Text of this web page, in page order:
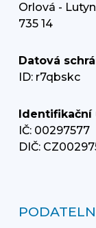
Orlová -
735 14
Datová
ID: r7qbskc
Identifikační
IČ: 00297577
DIČ: